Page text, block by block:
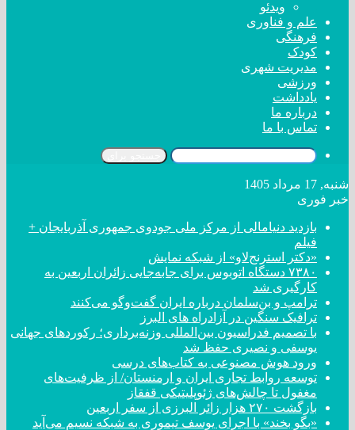
ویدئو
علم و فناوری
فرهنگی
کودک
مدیریت شهری
ورزشی
یادداشت
درباره ما
تماس با ما
شنبه, 17 مرداد 1405
خبر فوری
بازدید دنیامالی از مرکز ملی جودوی جمهوری آذربایجان +
فیلم
«دکتر استرنج‌لاو» از شبکه نمایش
۷۳۸۰ دستگاه اتوبوس برای جابه‌جایی زائران اربعین به
کارگیری شد
ترامپ و بن‌سلمان درباره ایران گفت‌و‌گو می‌کنند
ترافیک سنگین در آزادراه های البرز
با تصمیم فدراسیون بین‌المللی وزنه‌برداری؛ رکورد‌های جهانی
یوسفی و نصیری حفظ شد
ورود هوش مصنوعی به کتاب‌های درسی
توسعه روابط تجاری ایران و ارمنستان/ از ظرفیت‌های
مغفول تا چالش‌های ژئوپلیتیکی قفقاز
بازگشت ۲۷۰ هزار زائر البرزی از سفر اربعین
«بگو بخند» با اجرای یوسف تیموری به شبکه نسیم می‌آید